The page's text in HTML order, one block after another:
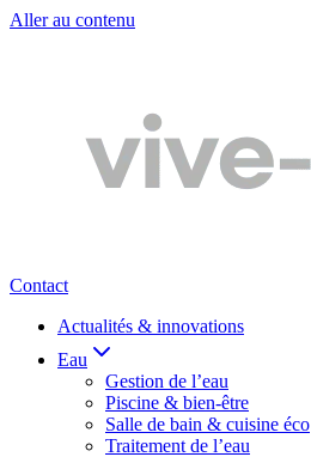
Aller au contenu
Contact
Actualités & innovations
Eau
Gestion de l’eau
Piscine & bien-être
Salle de bain & cuisine éco
Traitement de l’eau